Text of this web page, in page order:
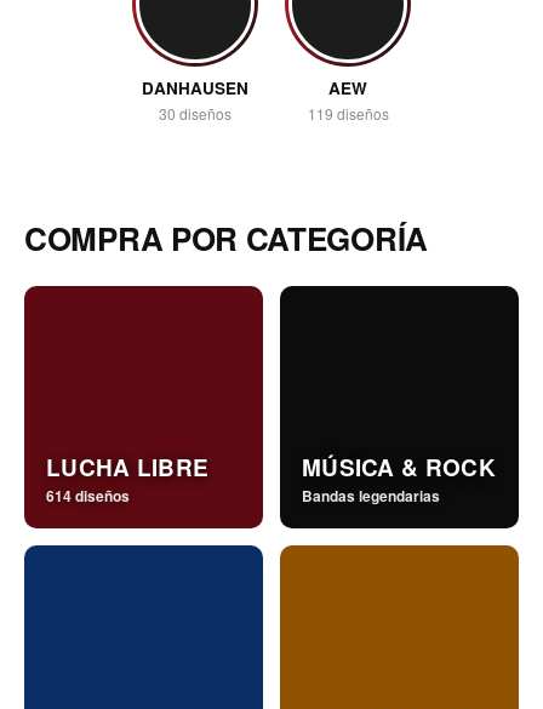
DANHAUSEN
30 diseños
AEW
119 diseños
COMPRA POR CATEGORÍA
LUCHA LIBRE
614 diseños
MÚSICA & ROCK
Bandas legendarias